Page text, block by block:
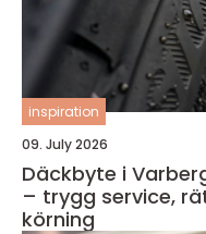
inspiration
09. July 2026
Däckbyte i
– trygg service,
körning